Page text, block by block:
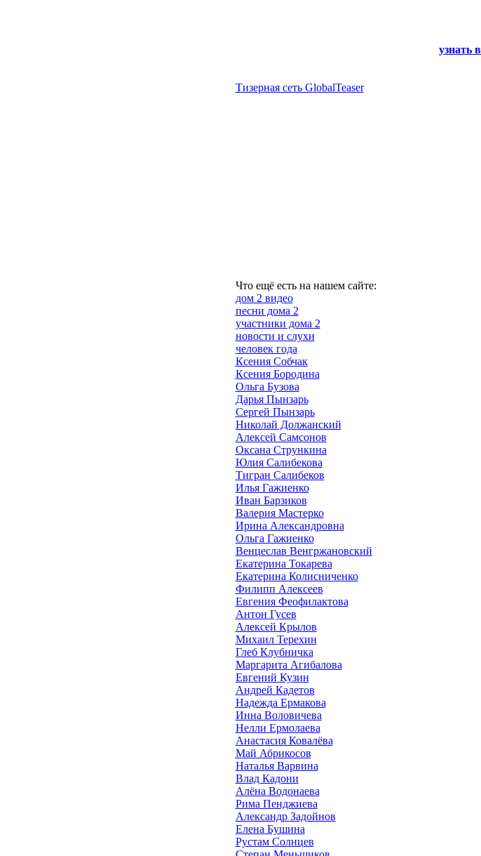
узнать
Тизерная сеть GlobalTeaser
Что ещё есть на нашем сайте:
дом 2 видео
песни дома 2
участники дома 2
новости и слухи
человек года
Ксения Собчак
Ксения Бородина
Ольга Бузова
Дарья Пынзарь
Сергей Пынзарь
Николай Должанский
Алексей Самсонов
Оксана Стрункина
Юлия Салибекова
Тигран Салибеков
Илья Гажиенко
Иван Барзиков
Валерия Мастерко
Ирина Александровна
Ольга Гажиенко
Венцеслав Венгржановский
Екатерина Токарева
Екатерина Колисниченко
Филипп Алексеев
Евгения Феофилактова
Антон Гусев
Алексей Крылов
Михаил Терехин
Глеб Клубничка
Маргарита Агибалова
Евгений Кузин
Андрей Кадетов
Надежда Ермакова
Инна Воловичева
Нелли Ермолаева
Анастасия Ковалёва
Май Абрикосов
Наталья Варвина
Влад Кадони
Алёна Водонаева
Рима Пенджиева
Александр Задойнов
Елена Бушина
Рустам Солнцев